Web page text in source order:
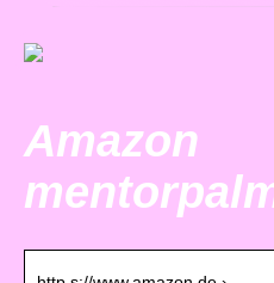
Amazon